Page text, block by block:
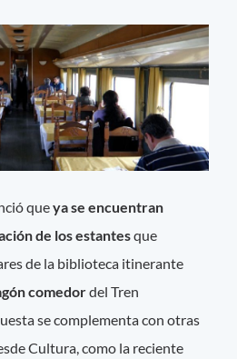
queya se encuentran
de los estantesque
de la biblioteca itinerante
comedordel Tren
se complementa con otras
Cultura, como la reciente